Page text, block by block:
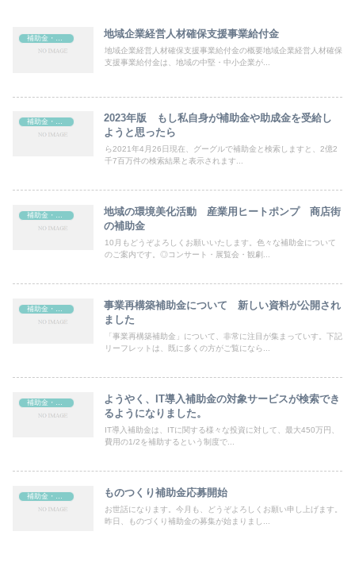
地域企業経営人材確保支援事業給付金
地域企業経営人材確保支援事業給付金の概要地域企業経営人材確保
支援事業給付金は、地域の中堅・中小企業が...
補助金・助成金
2023年版 もし私自身が補助金や助成金を受給し
ようと思ったら
ら2021年4月26日現在、グーグルで補助金と検索しますと、2億2
千7百万件の検索結果と表示されます...
補助金・助成金
地域の環境美化活動 産業用ヒートポンプ 商店街
の補助金
10月もどうぞよろしくお願いいたします。色々な補助金について
のご案内です。◎コンサート・展覧会・観劇...
補助金・助成金
事業再構築補助金について 新しい資料が公開され
ました
「事業再構築補助金」について、非常に注目が集まっていす。下記
リーフレットは、既に多くの方がご覧になら...
補助金・助成金
ようやく、IT導入補助金の対象サービスが検索でき
るようになりました。
IT導入補助金は、ITに関する様々な投資に対して、最大450万円、
費用の1/2を補助するという制度で...
補助金・助成金 ものつくり補助金応募開始
お世話になります。今月も、どうぞよろしくお願い申し上げます。
昨日、ものづくり補助金の募集が始まりまし...